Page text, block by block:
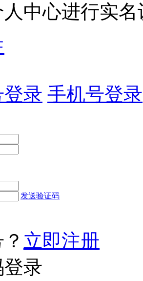
中心进行实名
登录 手机号登录
发送验证码
立即注册
录